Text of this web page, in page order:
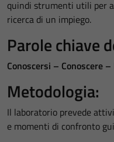
quindi strumenti utili per
ricerca di un impiego.
Parole chiave
Conoscersi – Conoscere
Metodologia:
Il laboratorio prevede
e momenti di confronto